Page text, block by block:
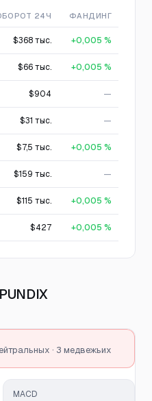
24Ч ФАНДИНГ
$368 тыс. +0,005 %
$66 тыс. +0,005 %
$904 —
$31 тыс. —
$7,5 тыс. +0,005 %
$159 тыс. —
$115 тыс. +0,005 %
$427 +0,005 %
· 3 медвежьих
MACD